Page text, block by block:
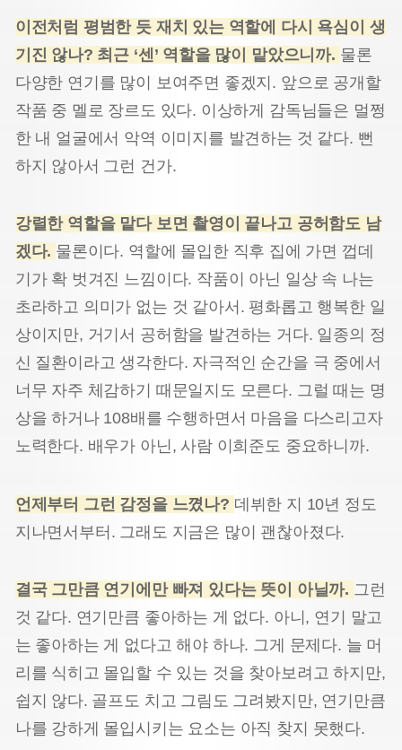
이전처럼 평범한 듯 재치 있는 역할에 다시 욕심이 생
기진 않나? 최근 ‘센’ 역할을 많이 맡았으니까. 물론
다양한 연기를 많이 보여주면 좋겠지. 앞으로 공개할
작품 중 멜로 장르도 있다. 이상하게 감독님들은 멀쩡
한 내 얼굴에서 악역 이미지를 발견하는 것 같다. 뻔
하지 않아서 그런 건가.
강렬한 역할을 맡다 보면 촬영이 끝나고 공허함도 남
겠다. 물론이다. 역할에 몰입한 직후 집에 가면 껍데
기가 확 벗겨진 느낌이다. 작품이 아닌 일상 속 나는
초라하고 의미가 없는 것 같아서. 평화롭고 행복한 일
상이지만, 거기서 공허함을 발견하는 거다. 일종의 정
신 질환이라고 생각한다. 자극적인 순간을 극 중에서
너무 자주 체감하기 때문일지도 모른다. 그럴 때는 명
상을 하거나 108배를 수행하면서 마음을 다스리고자
노력한다. 배우가 아닌, 사람 이희준도 중요하니까.
언제부터 그런 감정을 느꼈나? 데뷔한 지 10년 정도
지나면서부터. 그래도 지금은 많이 괜찮아졌다.
결국 그만큼 연기에만 빠져 있다는 뜻이 아닐까. 그런
것 같다. 연기만큼 좋아하는 게 없다. 아니, 연기 말고
는 좋아하는 게 없다고 해야 하나. 그게 문제다. 늘 머
리를 식히고 몰입할 수 있는 것을 찾아보려고 하지만,
쉽지 않다. 골프도 치고 그림도 그려봤지만, 연기만큼
나를 강하게 몰입시키는 요소는 아직 찾지 못했다.